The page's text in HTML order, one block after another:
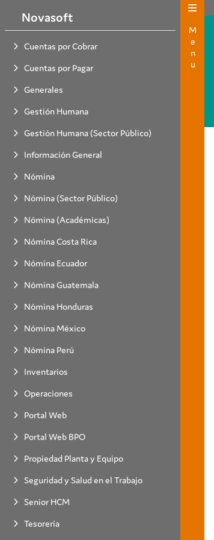
Novasoft
Cuentas por Cobrar
Cuentas por Pagar
Generales
Gestión Humana
Gestión Humana (Sector Público)
Información General
Nómina
Nómina (Sector Público)
Nómina (Académicas)
Nómina Costa Rica
Nómina Ecuador
Nómina Guatemala
Nómina Honduras
Nómina México
Nómina Perú
Inventarios
Operaciones
Portal Web
Portal Web BPO
Propiedad Planta y Equipo
Seguridad y Salud en el Trabajo
Senior HCM
Tesorería
Menu